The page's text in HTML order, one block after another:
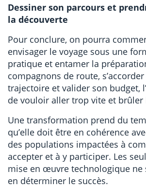
Dessiner son parcours et
la découverte
Pour conclure, on pourra
envisager le voyage sous une
pratique et entamer la
compagnons de route,
trajectoire et valider son budget,
de vouloir aller trop vite et brûler
Une transformation prend du
qu’elle doit être en cohérence
des populations impactées à
accepter et à y participer. Les
mise en œuvre technologique ne
en déterminer le succès.